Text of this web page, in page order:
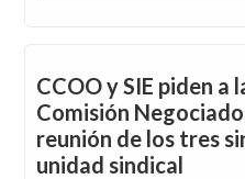
CCOO y SIE piden a
Comisión
reunión de los tres
unidad sindical